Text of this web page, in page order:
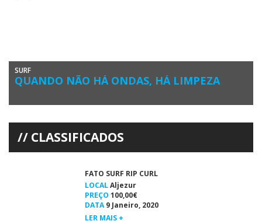
SURF
QUANDO NÃO HÁ ONDAS, HÁ LIMPEZA
Em dia de pouca emoção nas ondas, os surfistas na Praia da Rocha
CLASSIFICADOS
FATO SURF RIP CURL
LOCALAljezur
PREÇO 100,00€
DATA9 Janeiro, 2020
LER MAIS +